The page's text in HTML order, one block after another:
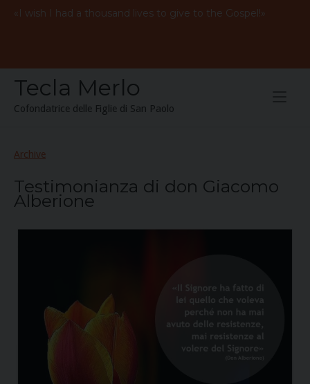
«I wish I had a thousand lives to give to the Gospel!»
Tecla Merlo
Cofondatrice delle Figlie di San Paolo
Archive
Testimonianza di don Giacomo
Alberione